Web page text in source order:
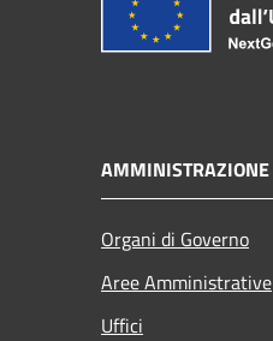
AMMINISTRAZIONE
Organi di Governo
Aree Amministrative
Uffici